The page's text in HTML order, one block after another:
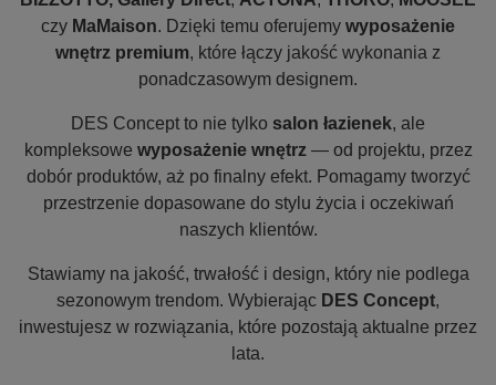
czy MaMaison. Dzięki temu oferujemy wyposażenie
wnętrz premium, które łączy jakość wykonania z
ponadczasowym designem.
DES Concept to nie tylko salon łazienek, ale
kompleksowe wyposażenie wnętrz— od projektu, przez
dobór produktów, aż po finalny efekt. Pomagamy tworzyć
przestrzenie dopasowane do stylu życia i oczekiwań
naszych klientów.
Stawiamy na jakość, trwałość i design, który nie podlega
sezonowym trendom. Wybierając DES Concept,
inwestujesz w rozwiązania, które pozostają aktualne przez
lata.